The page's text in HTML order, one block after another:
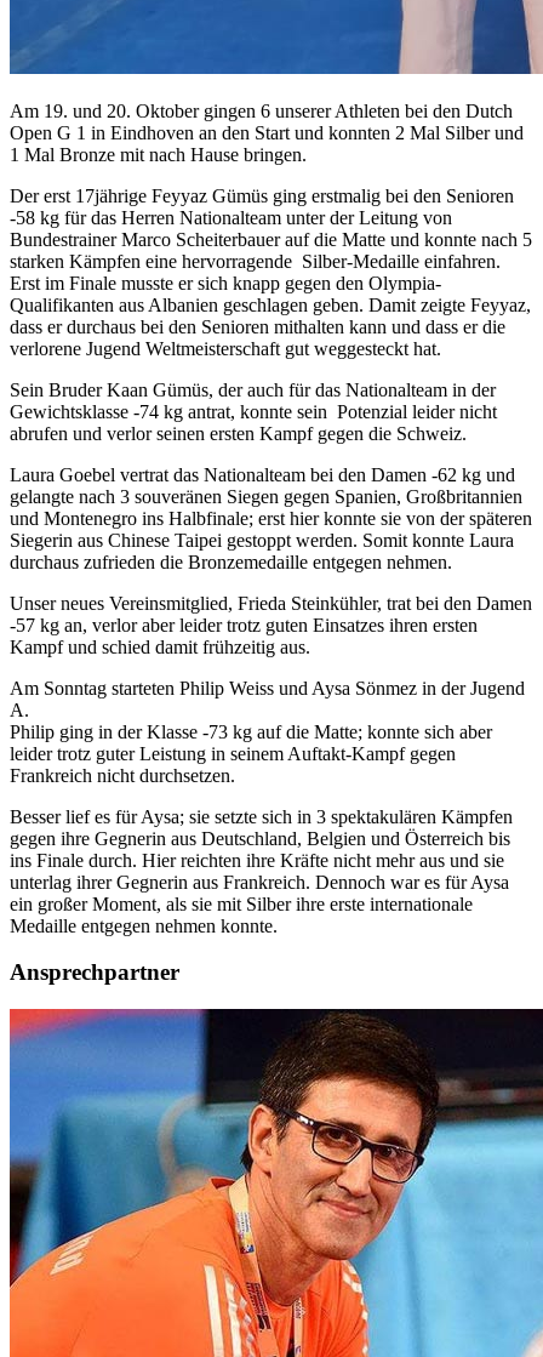
Am 19. und 20. Oktober gingen 6 unserer Athleten bei den Dutch
Open G 1 in Eindhoven an den Start und konnten 2 Mal Silber und
1 Mal Bronze mit nach Hause bringen.
Der erst 17jährige Feyyaz Gümüs ging erstmalig bei den Senioren
-58 kg für das Herren Nationalteam unter der Leitung von
Bundestrainer Marco Scheiterbauer auf die Matte und konnte nach 5
starken Kämpfen eine hervorragende Silber-Medaille einfahren.
Erst im Finale musste er sich knapp gegen den Olympia-
Qualifikanten aus Albanien geschlagen geben. Damit zeigte Feyyaz,
dass er durchaus bei den Senioren mithalten kann und dass er die
verlorene Jugend Weltmeisterschaft gut weggesteckt hat.
Sein Bruder Kaan Gümüs, der auch für das Nationalteam in der
Gewichtsklasse -74 kg antrat, konnte sein Potenzial leider nicht
abrufen und verlor seinen ersten Kampf gegen die Schweiz.
Laura Goebel vertrat das Nationalteam bei den Damen -62 kg und
gelangte nach 3 souveränen Siegen gegen Spanien, Großbritannien
und Montenegro ins Halbfinale; erst hier konnte sie von der späteren
Siegerin aus Chinese Taipei gestoppt werden. Somit konnte Laura
durchaus zufrieden die Bronzemedaille entgegen nehmen.
Unser neues Vereinsmitglied, Frieda Steinkühler, trat bei den Damen
-57 kg an, verlor aber leider trotz guten Einsatzes ihren ersten
Kampf und schied damit frühzeitig aus.
Am Sonntag starteten Philip Weiss und Aysa Sönmez in der Jugend
A.
Philip ging in der Klasse -73 kg auf die Matte; konnte sich aber
leider trotz guter Leistung in seinem Auftakt-Kampf gegen
Frankreich nicht durchsetzen.
Besser lief es für Aysa; sie setzte sich in 3 spektakulären Kämpfen
gegen ihre Gegnerin aus Deutschland, Belgien und Österreich bis
ins Finale durch. Hier reichten ihre Kräfte nicht mehr aus und sie
unterlag ihrer Gegnerin aus Frankreich. Dennoch war es für Aysa
ein großer Moment, als sie mit Silber ihre erste internationale
Medaille entgegen nehmen konnte.
Ansprechpartner